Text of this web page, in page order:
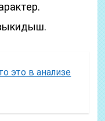
это в анализе